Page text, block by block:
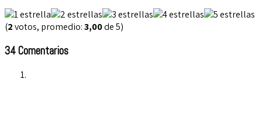
(2votos, promedio:3,00de 5)
34 Comentarios